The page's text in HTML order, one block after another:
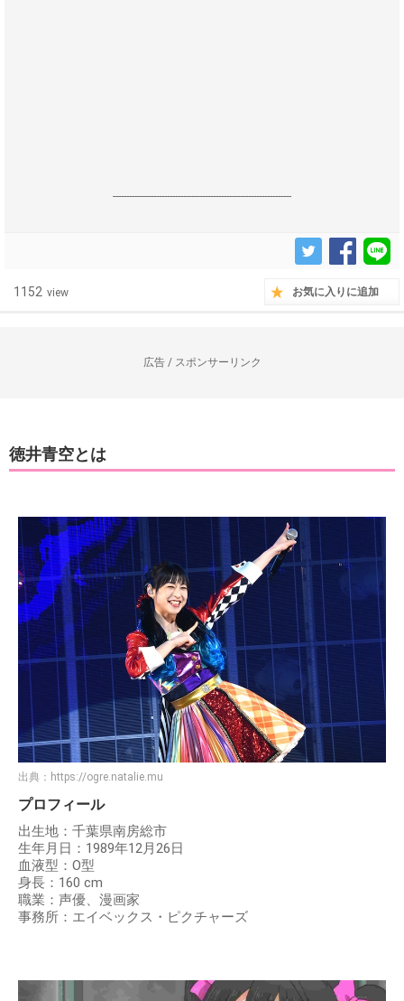
------------------------------------------------------------------
1152 view お気に入りに追加
広告 / スポンサーリンク
徳井青空とは
出典： https://ogre.natalie.mu
プロフィール
出生地：千葉県南房総市
生年月日：1989年12月26日
血液型：O型
身長：160 cm
職業：声優、漫画家
事務所：エイベックス・ピクチャーズ